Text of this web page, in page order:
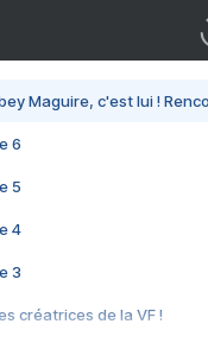
Maguire, c'est lui !
6
5
4
3
créatrices de la VF !